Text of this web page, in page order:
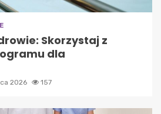
Skorzystaj z
dla
2026 157